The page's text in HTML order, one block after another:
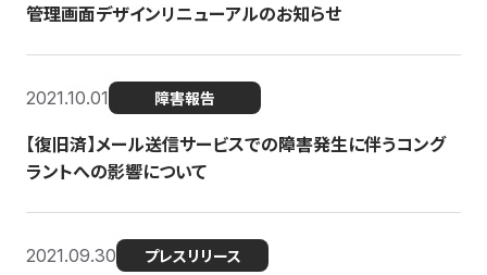
管理画面デザインリニューアルのお知らせ
2021.10.01 障害報告
【復旧済】メール送信サービスでの障害発生に伴うコング
ラントへの影響について
2021.09.30 プレスリリース